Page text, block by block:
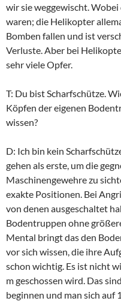
wir sie weggewischt.
waren; die Helikopter
Bomben fallen und ist
Verluste. Aber bei
sehr viele Opfer.
T: Du bist Scharfschütze.
Köpfen der eigenen
wissen?
D: Ich bin kein
gehen als erste, um die
Maschinengewehre zu
exakte Positionen. Bei
von denen ausgeschaltet
Bodentruppen ohne
Mental bringt das den
vor sich wissen, die ihre
schon wichtig. Es ist nicht
m geschossen wird. Das
beginnen und man sich